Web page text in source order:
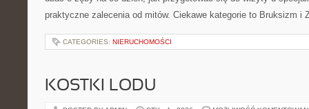
praktyczne zalecenia od mitów. Ciekawe kategorie to Bruksizm i
CATEGORIES: NIERUCHOMOŚCI
KOSTKI LODU